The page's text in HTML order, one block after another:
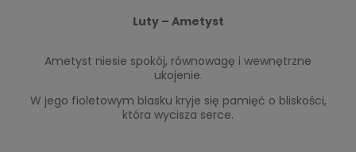
Luty – Ametyst
Ametyst niesie spokój, równowagę i wewnętrzne
ukojenie.
W jego fioletowym blasku kryje się pamięć o bliskości,
która wycisza serce.